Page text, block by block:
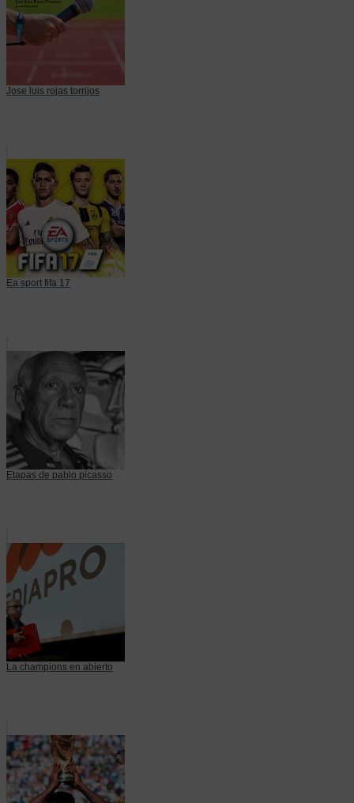
Jose luis rojas torrijos
Ea sport fifa 17
Etapas de pablo picasso
La champions en abierto